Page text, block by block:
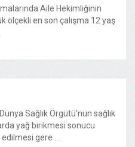
Aile Hekimliğinin
ölçekli en son çalışma 12 yaş
Sağlık Örgütü’nün sağlık
yağ birikmesi sonucu
gere ...